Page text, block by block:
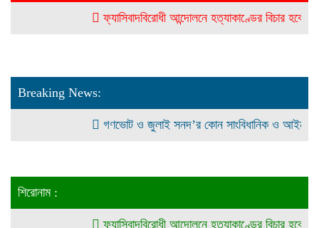
ফ্যাসিবাদবিরোধী আন্দোলনে হত্যাকাণ্ডের বিচার হবে স্বচ্ছ,
Breaking News:
গণভোট ও জুলাই সনদ’র কোন সাংবিধানিক ও আইনগত
শিরোনাম :
ফ্যাসিবাদবিরোধী আন্দোলনে হত্যাকাণ্ডের বিচার হবে স্বচ্ছ,